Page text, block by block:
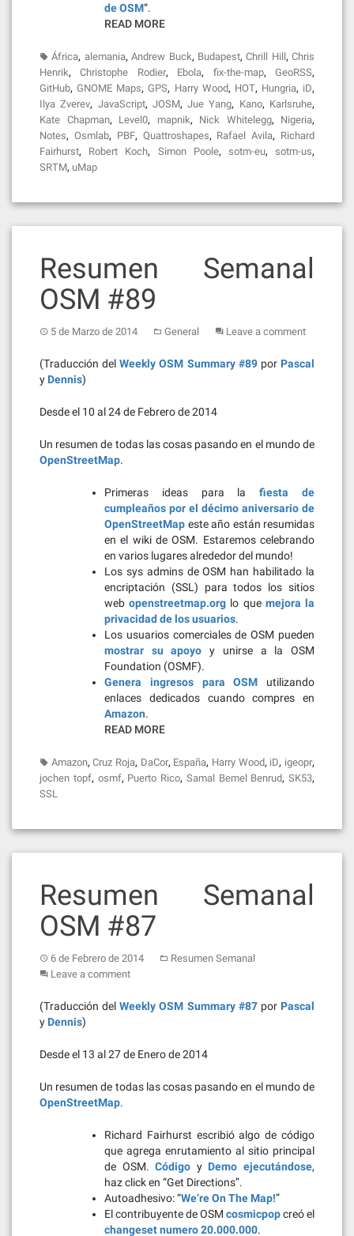
de OSM“.
READ MORE
África, alemania,Andrew Buck, Budapest,Chrill Hill, Chris
Henrik,Christophe Rodier, Ebola, fix-the-map,GeoRSS,
GitHub,GNOME Maps,GPS, Harry Wood, HOT, Hungria, iD,
Ilya Zverev, JavaScript, JOSM,Jue Yang, Kano, Karlsruhe,
Kate Chapman, Level0, mapnik, Nick Whitelegg, Nigeria,
Notes, Osmlab, PBF, Quattroshapes, Rafael Avila, Richard
Fairhurst, Robert Koch, Simon Poole, sotm-eu,sotm-us,
SRTM, uMap
Resumen Semanal
OSM #89
5 de Marzo de 2014 General Leave a comment
(Traducción delWeekly OSM Summary #89por Pascal
y Dennis)
Desde el 10 al 24 de Febrero de 2014
Un resumen de todas las cosas pasando en el mundo de
OpenStreetMap.
Primeras ideas para lafiesta de
cumpleaños por el décimo aniversario de
OpenStreetMap este año están resumidas
en el wiki de OSM. Estaremos celebrando
en varios lugares alrededor del mundo!
Los sys admins de OSM han habilitado la
encriptación (SSL) para todos los sitios
webopenstreetmap.org lo que mejora la
privacidad de los usuarios.
Los usuarios comerciales de OSM pueden
mostrar su apoyo y unirse a la OSM
Foundation (OSMF).
Genera ingresos para OSM utilizando
enlaces dedicados cuando compres en
Amazon.
READ MORE
Amazon,Cruz Roja, DaCor, España, Harry Wood, iD, igeopr,
jochen topf, osmf, Puerto Rico, Samal Bemel Benrud, SK53,
SSL
Resumen Semanal
OSM #87
6 de Febrero de 2014
Resumen Semanal
Leave a comment
(Traducción delWeekly OSM Summary #87por Pascal
y Dennis)
Desde el 13 al 27 de Enero de 2014
Un resumen de todas las cosas pasando en el mundo de
OpenStreetMap.
Richard Fairhurst escribió algo de código
que agrega enrutamiento al sitio principal
de OSM.Código y Demo ejecutándose,
haz click en “Get Directions”.
Autoadhesivo: “We’re On The Map!”
El contribuyente de OSM cosmicpopcreó el
changeset numero 20.000.000.